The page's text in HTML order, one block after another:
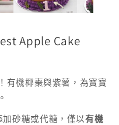
Apple Cake
有機椰棗與紫薯，為寶寶
加砂糖或代糖，僅以有機